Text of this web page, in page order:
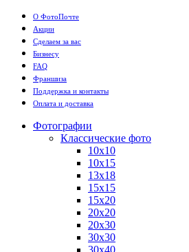
О ФотоПочте
Акции
Сделаем за вас
Бизнесу
FAQ
Франшиза
Поддержка и контакты
Оплата и доставка
Фотографии
Классические фото
10х10
10х15
13х18
15х15
15х20
20х20
20х30
30х30